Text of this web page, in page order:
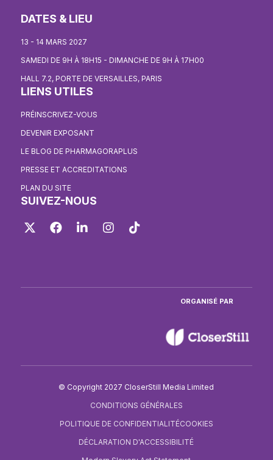
DATES & LIEU
13 - 14 MARS 2027
SAMEDI DE 9H À 18H15 - DIMANCHE DE 9H À 17H00
HALL 7.2, PORTE DE VERSAILLES, PARIS
LIENS UTILES
PRÉINSCRIVEZ-VOUS
DEVENIR EXPOSANT
LE BLOG DE PHARMAGORAPLUS
PRESSE ET ACCREDITATIONS
PLAN DU SITE
SUIVEZ-NOUS
Twitter FacebookLinkedIn Instagram
ORGANISÉ PAR
© Copyright 2027 CloserStill Media Limited
CONDITIONS GÉNÉRALES
POLITIQUE DE CONFIDENTIALITÉCOOKIES
DÉCLARATION D'ACCESSIBILITÉ